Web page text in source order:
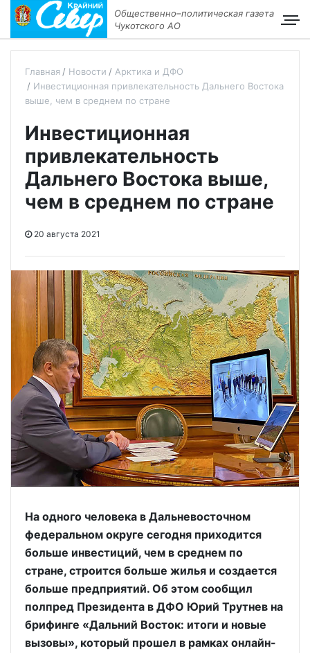
Общественно–политическая газета
Чукотского АО
Главная Новости
Арктика и ДФО
Инвестиционная привлекательность Дальнего Востока
выше, чем в среднем по стране
Инвестиционная
привлекательность
Дальнего Востока выше,
чем в среднем по стране
20 августа 2021
На одного человека в Дальневосточном
федеральном округе сегодня приходится
больше инвестиций, чем в среднем по
стране, строится больше жилья и создается
больше предприятий. Об этом сообщил
полпред Президента в ДФО Юрий Трутнев на
брифинге «Дальний Восток: итоги и новые
вызовы», который прошел в рамках онлайн-